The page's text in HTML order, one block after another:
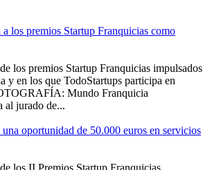
a los premios Startup Franquicias como
los premios Startup Franquicias impulsados
y en los que TodoStartups participa en
Mundo Franquicia
al jurado de...
oportunidad de 50.000 euros en servicios
los II Premios Startup Franquicias.